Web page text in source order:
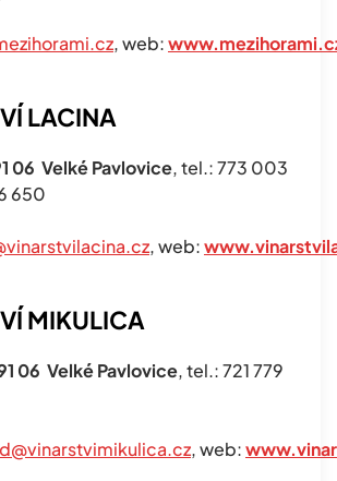
, web:
LACINA
06 Velké Pavlovice, tel.: 773 003
650
, web:
MIKULICA
06 Velké Pavlovice, tel.: 721 779
, web: